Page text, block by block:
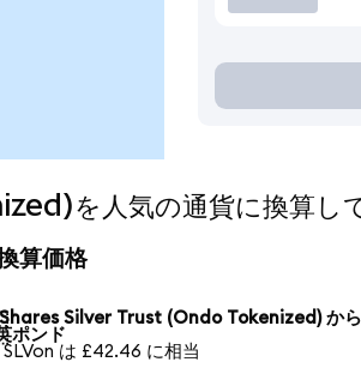
を人気の通貨に換算し
算価格
Silver Trust (Ondo Tokenized) から
ポンド
SLVon は £42.46 に相当